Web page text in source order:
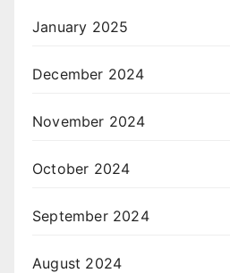
January 2025
December 2024
November 2024
October 2024
September 2024
August 2024